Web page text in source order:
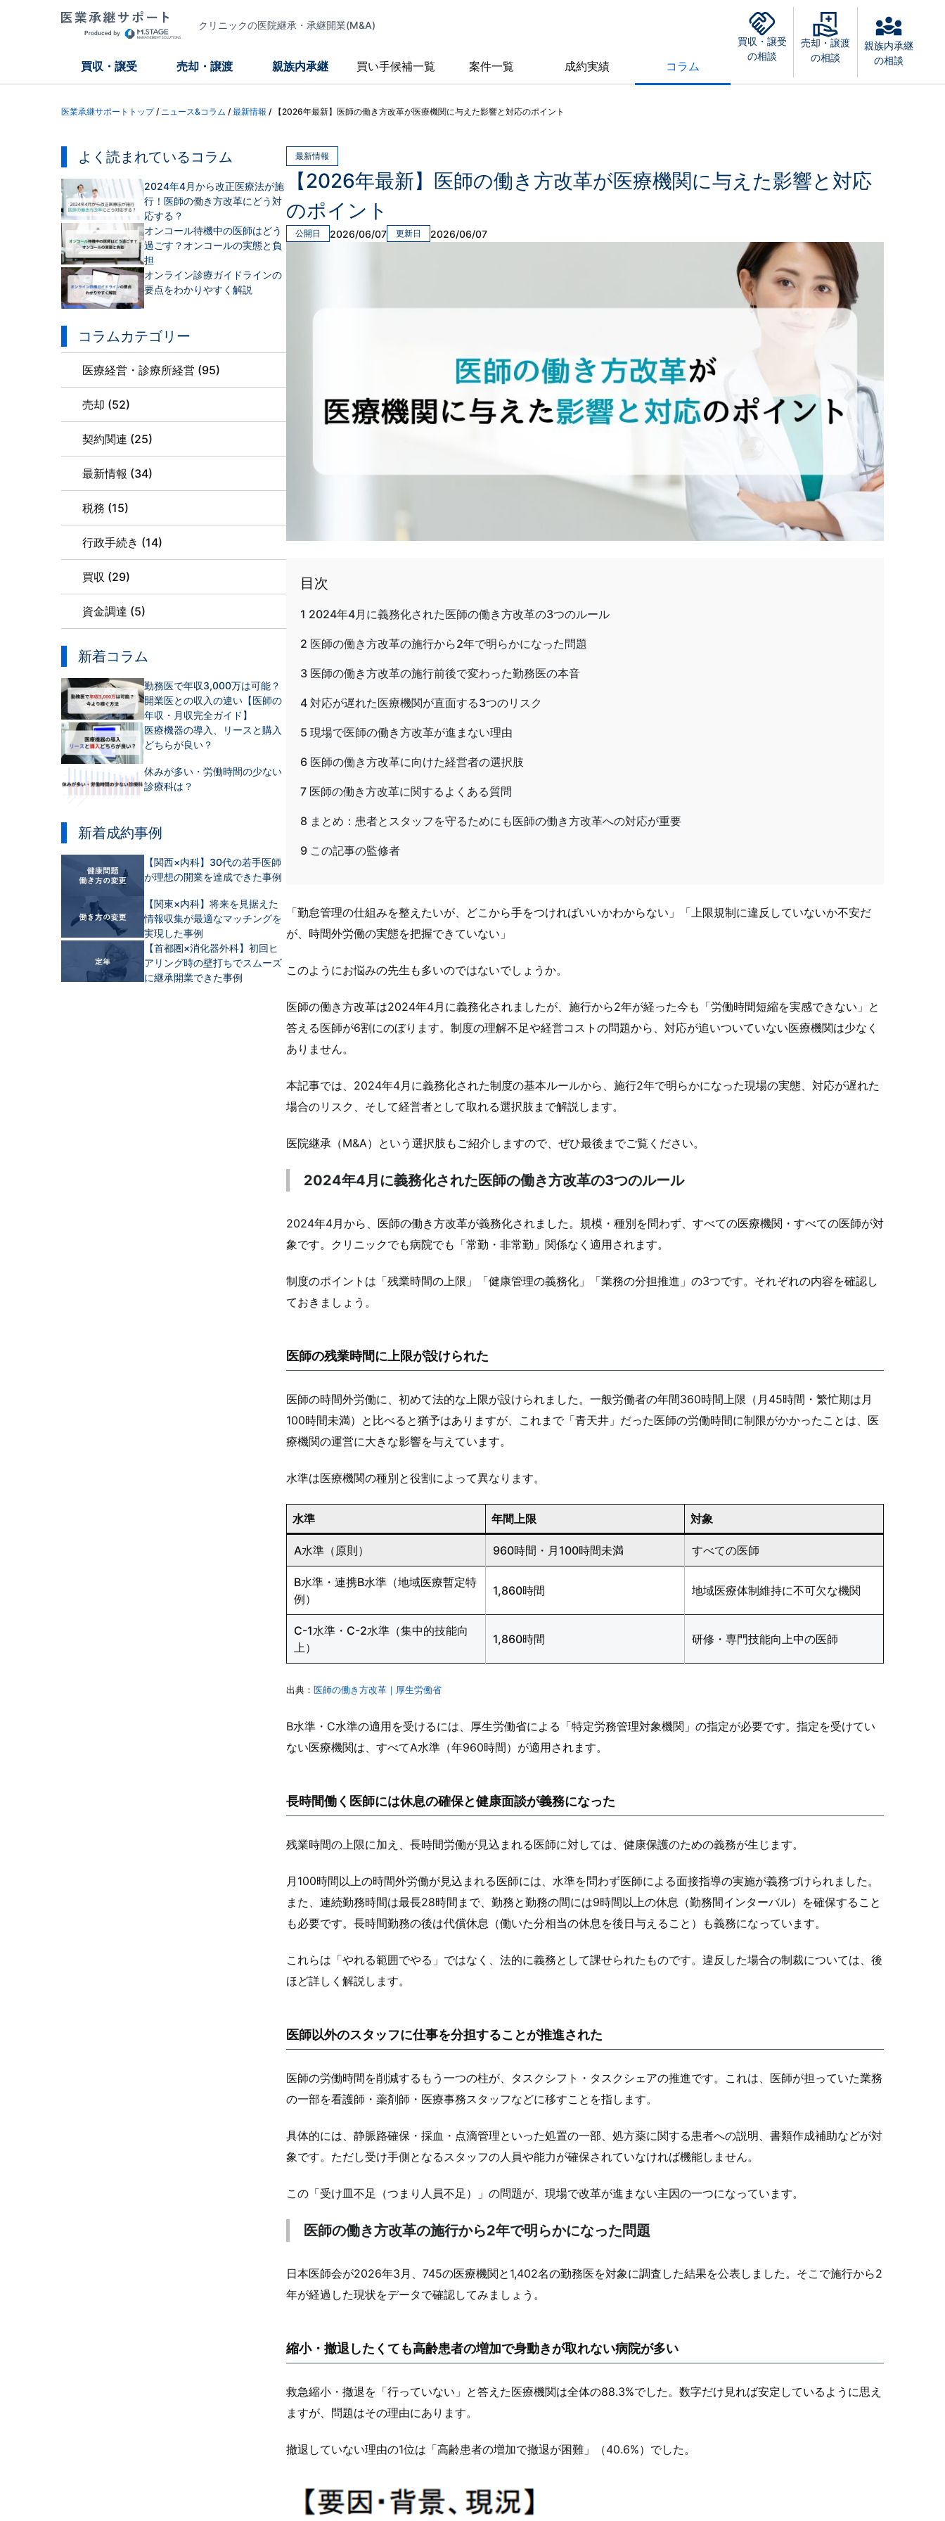
クリニックの医院継承・承継開業(M&A)
買収・譲受 売却・譲渡 親族内承継 買い手候補一覧 案件一覧 成約実績 コラム
買収・譲受
の相談
売却・譲渡
の相談
親族内承継
の相談
医業承継サポートトップ/ ニュース&コラム / 最新情報 / 【2026年最新】医師の働き方改革が医療機関に与えた影響と対応のポイント
よく読まれているコラム
2024年4月から改正医療法が施
行！医師の働き方改革にどう対
応する？
オンコール待機中の医師はどう
過ごす？オンコールの実態と負
担
オンライン診療ガイドラインの
要点をわかりやすく解説
コラムカテゴリー
医療経営・診療所経営 (95)
売却 (52)
契約関連 (25)
最新情報 (34)
税務 (15)
行政手続き (14)
買収 (29)
資金調達 (5)
新着コラム
勤務医で年収3,000万は可能？
開業医との収入の違い【医師の
年収・月収完全ガイド】
医療機器の導入、リースと購入
どちらが良い？
休みが多い・労働時間の少ない
診療科は？
新着成約事例
【関西×内科】30代の若手医師
が理想の開業を達成できた事例
【関東×内科】将来を見据えた
情報収集が最適なマッチングを
実現した事例
【首都圏×消化器外科】初回ヒ
アリング時の壁打ちでスムーズ
に継承開業できた事例
最新情報
【2026年最新】医師の働き方改革が医療機関に与えた影響と対応
のポイント
公開日 2026/06/07 更新日 2026/06/07
目次
1 2024年4月に義務化された医師の働き方改革の3つのルール
2 医師の働き方改革の施行から2年で明らかになった問題
3 医師の働き方改革の施行前後で変わった勤務医の本音
4 対応が遅れた医療機関が直面する3つのリスク
5 現場で医師の働き方改革が進まない理由
6 医師の働き方改革に向けた経営者の選択肢
7 医師の働き方改革に関するよくある質問
8 まとめ：患者とスタッフを守るためにも医師の働き方改革への対応が重要
9 この記事の監修者
「勤怠管理の仕組みを整えたいが、どこから手をつければいいかわからない」「上限規制に違反していないか不安だ
が、時間外労働の実態を把握できていない」
このようにお悩みの先生も多いのではないでしょうか。
医師の働き方改革は2024年4月に義務化されましたが、施行から2年が経った今も「労働時間短縮を実感できない」と
答える医師が6割にのぼります。制度の理解不足や経営コストの問題から、対応が追いついていない医療機関は少なく
ありません。
本記事では、2024年4月に義務化された制度の基本ルールから、施行2年で明らかになった現場の実態、対応が遅れた
場合のリスク、そして経営者として取れる選択肢まで解説します。
医院継承（M&A）という選択肢もご紹介しますので、ぜひ最後までご覧ください。
2024年4月に義務化された医師の働き方改革の3つのルール
2024年4月から、医師の働き方改革が義務化されました。規模・種別を問わず、すべての医療機関・すべての医師が対
象です。クリニックでも病院でも「常勤・非常勤」関係なく適用されます。
制度のポイントは「残業時間の上限」「健康管理の義務化」「業務の分担推進」の3つです。それぞれの内容を確認し
ておきましょう。
医師の残業時間に上限が設けられた
医師の時間外労働に、初めて法的な上限が設けられました。一般労働者の年間360時間上限（月45時間・繁忙期は月
100時間未満）と比べると猶予はありますが、これまで「青天井」だった医師の労働時間に制限がかかったことは、医
療機関の運営に大きな影響を与えています。
水準は医療機関の種別と役割によって異なります。
水準 年間上限 対象
A水準（原則） 960時間・月100時間未満 すべての医師
B水準・連携B水準（地域医療暫定特
例）
1,860時間 地域医療体制維持に不可欠な機関
C-1水準・C-2水準（集中的技能向
上）
1,860時間 研修・専門技能向上中の医師
出典： 医師の働き方改革｜厚生労働省
B水準・C水準の適用を受けるには、厚生労働省による「特定労務管理対象機関」の指定が必要です。指定を受けてい
ない医療機関は、すべてA水準（年960時間）が適用されます。
長時間働く医師には休息の確保と健康面談が義務になった
残業時間の上限に加え、長時間労働が見込まれる医師に対しては、健康保護のための義務が生じます。
月100時間以上の時間外労働が見込まれる医師には、水準を問わず医師による面接指導の実施が義務づけられました。
また、連続勤務時間は最長28時間まで、勤務と勤務の間には9時間以上の休息（勤務間インターバル）を確保すること
も必要です。長時間勤務の後は代償休息（働いた分相当の休息を後日与えること）も義務になっています。
これらは「やれる範囲でやる」ではなく、法的に義務として課せられたものです。違反した場合の制裁については、後
ほど詳しく解説します。
医師以外のスタッフに仕事を分担することが推進された
医師の労働時間を削減するもう一つの柱が、タスクシフト・タスクシェアの推進です。これは、医師が担っていた業務
の一部を看護師・薬剤師・医療事務スタッフなどに移すことを指します。
具体的には、静脈路確保・採血・点滴管理といった処置の一部、処方薬に関する患者への説明、書類作成補助などが対
象です。ただし受け手側となるスタッフの人員や能力が確保されていなければ機能しません。
この「受け皿不足（つまり人員不足）」の問題が、現場で改革が進まない主因の一つになっています。
医師の働き方改革の施行から2年で明らかになった問題
日本医師会が2026年3月、745の医療機関と1,402名の勤務医を対象に調査した結果を公表しました。そこで施行から2
年が経過した現状をデータで確認してみましょう。
縮小・撤退したくても高齢患者の増加で身動きが取れない病院が多い
救急縮小・撤退を「行っていない」と答えた医療機関は全体の88.3%でした。数字だけ見れば安定しているように思え
ますが、問題はその理由にあります。
撤退していない理由の1位は「高齢患者の増加で撤退が困難」（40.6%）でした。